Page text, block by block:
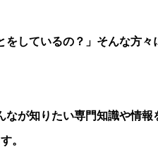
しているの？」そんな方々
が知りたい専門知識や情報
。